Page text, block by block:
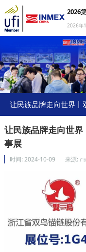
我要参展
我要参会
我要参观
商旅服务
媒体中心
下载中心
关于我们
2026
2026年
让民族品牌走向世界丨
让民族品牌走向世
事展
时间: 2024-10-09 来源: 广